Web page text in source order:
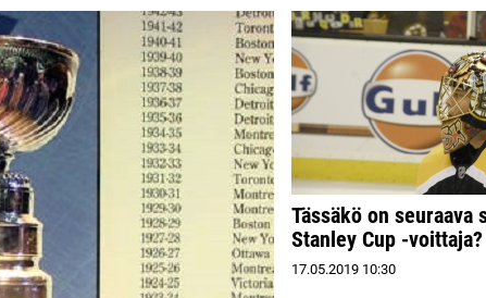
Tässäkö on seuraava
Stanley Cup -voittaja?
17.05.2019 10:30